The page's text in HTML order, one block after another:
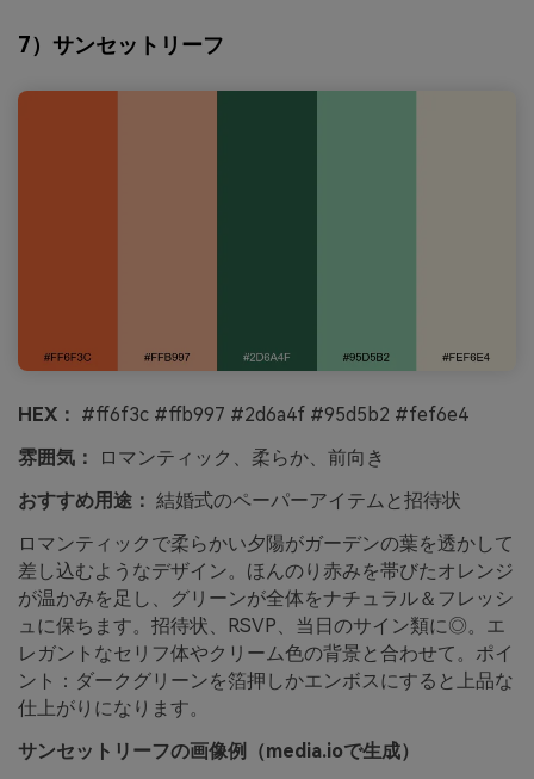
7）サンセットリーフ
HEX： #ff6f3c #ffb997 #2d6a4f #95d5b2 #fef6e4
雰囲気：
ロマンティック、柔らか、前向き
おすすめ用途： 結婚式のペーパーアイテムと招待状
ロマンティックで柔らかい夕陽がガーデンの葉を透かして
差し込むようなデザイン。ほんのり赤みを帯びたオレンジ
が温かみを足し、グリーンが全体をナチュラル＆フレッシ
ュに保ちます。招待状、RSVP、当日のサイン類に◎。エ
レガントなセリフ体やクリーム色の背景と合わせて。ポイ
ント：ダークグリーンを箔押しかエンボスにすると上品な
仕上がりになります。
サンセットリーフの画像例（media.ioで生成）